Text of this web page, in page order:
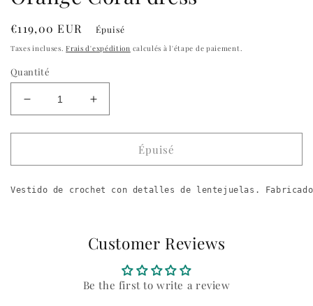
Prix
habituel
€119,00 EUR Épuisé
Taxes incluses.Frais d'expédition calculés à l'étape de paiement.
Quantité
Réduire
la
quantité
Orange
dress
Augmenter
la
quantité
Orange
dress
Épuisé
Vestido de crochet con detalles de lentejuelas.
Customer Reviews
Be the first to write a review